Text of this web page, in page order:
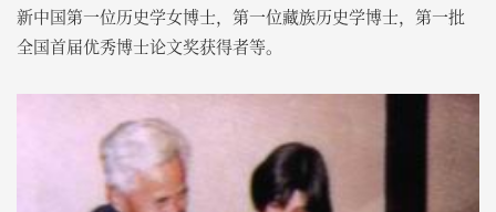
新中国第一位历史学女博士，第一位藏族历史学博士，第一批
全国首届优秀博士论文奖获得者等。